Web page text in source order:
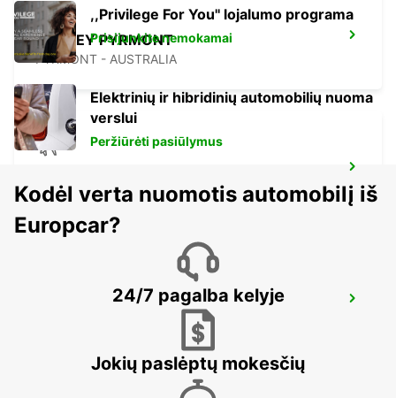
SYDNEY PYRMONT
PYRMONT - AUSTRALIA
SYDNEY - AUSTRALIA
SYDNEY CITY
,,Privilege For You'' lojalumo programa
Prisijunkite nemokamai
Elektrinių ir hibridinių automobilių nuoma
verslui
Peržiūrėti pasiūlymus
Kodėl verta nuomotis automobilį iš
Europcar?
24/7 pagalba kelyje
Jokių paslėptų mokesčių